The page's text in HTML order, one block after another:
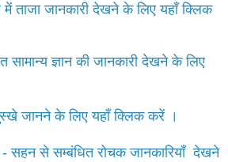
में ताजा जानकारी देखने के लिए यहाँ क्लिक
सामान्य ज्ञान की जानकारी देखने के लिए
जानने के लिए यहाँ क्लिक करें ।
सहन से सम्बंधित रोचक जानकारियाँ देखने